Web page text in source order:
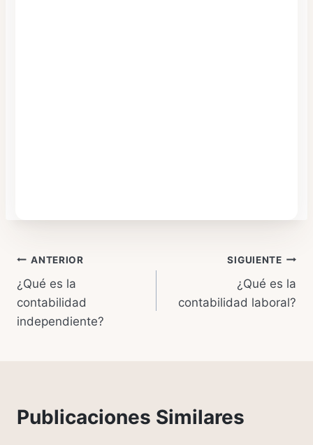
Navegación
de
entradas
ANTERIOR
¿Qué es la
contabilidad
independiente?
SIGUIENTE
¿Qué es la
contabilidad laboral?
Publicaciones Similares